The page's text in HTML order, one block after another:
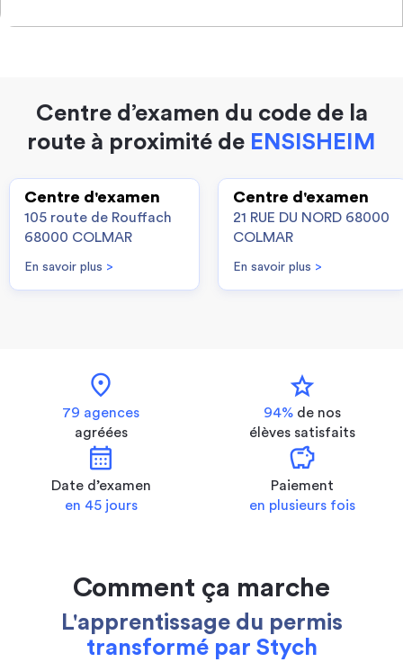
Centre d’examen du code de la
route à proximité de ENSISHEIM
Centre d'examen
105 route de Rouffach
68000 COLMAR
En savoir plus >
Centre d'examen
21 RUE DU NORD 68000
COLMAR
En savoir plus >
location_on
79 agences
agréées
star
94% de nos
élèves satisfaits
calendar_month
Date d’examen
en 45 jours
savings
Paiement
en plusieurs fois
Comment ça marche
L'apprentissage du permis
transformé par Stych